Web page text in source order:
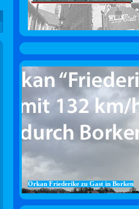
Orkan Friederike zu Gast in Borken